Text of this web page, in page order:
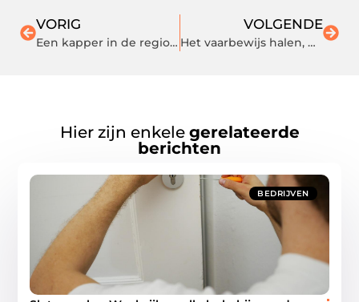
VORIG
Een kapper in de regio Krimpen aan den IJssel voorziet u van een fris kapsel
VOLGENDE
Het vaarbewijs halen, waarom?
Hier zijn enkele gerelateerde
berichten
BEDRIJVEN